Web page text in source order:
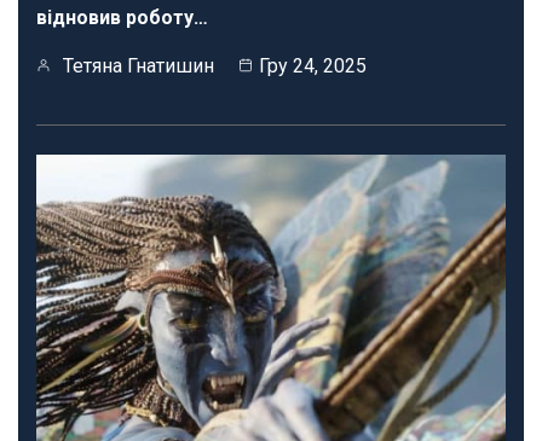
відновив роботу…
Тетяна Гнатишин Гру 24, 2025